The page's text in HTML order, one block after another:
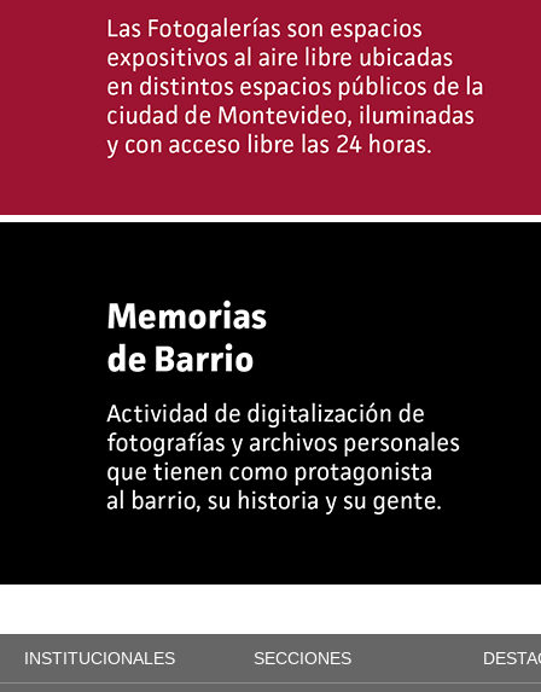
INSTITUCIONALES SECCIONES